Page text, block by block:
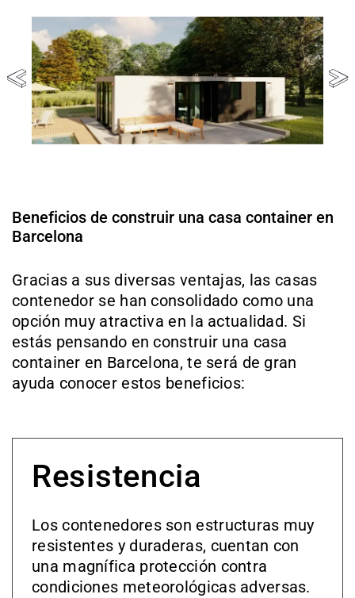
Beneficios de construir una casa container en
Barcelona
Gracias a sus diversas ventajas, las casas
contenedor se han consolidado como una
opción muy atractiva en la actualidad. Si
estás pensando en construir una casa
container en Barcelona, te será de gran
ayuda conocer estos beneficios:
Resistencia
Los contenedores son estructuras muy
resistentes y duraderas, cuentan con
una magnífica protección contra
condiciones meteorológicas adversas.